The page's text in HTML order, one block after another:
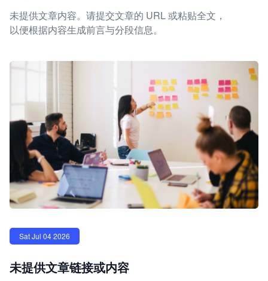
未提供文章内容。请提交文章的 URL 或粘贴全文，
以便根据内容生成前言与分段信息。
Sat Jul 04 2026
未提供文章链接或内容